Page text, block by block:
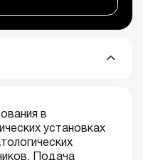
в
установках
Подача